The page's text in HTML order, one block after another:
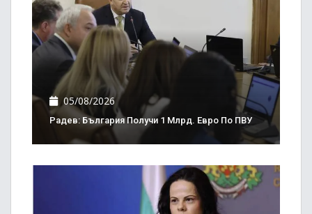
05/08/2026
Радев: България Получи 1 Млрд. Евро По ПВУ